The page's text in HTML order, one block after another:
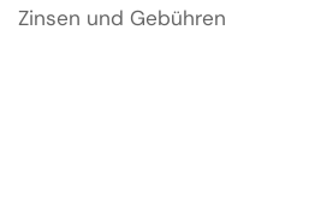
Zinsen und Gebühren